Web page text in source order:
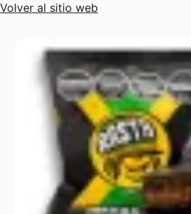
Volver al sitio web